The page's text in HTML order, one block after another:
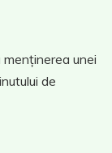
unei
de